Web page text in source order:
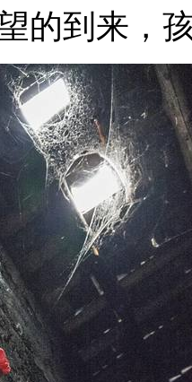
的到来，